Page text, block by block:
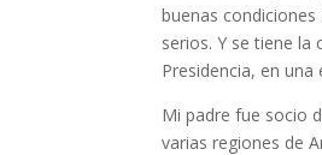
buenas
serios. Y se tiene la
Presidencia, en
Mi padre fue socio
varias regiones de